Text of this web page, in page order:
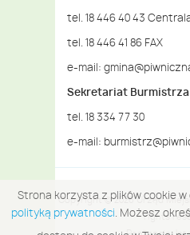
tel. 18 446 40 43
tel. 18 446 41 86 FAX
e-mail:
Sekretariat
tel. 18 334 77 30
e-mail:
Copyright © 2026 Urząd
rights
Strona korzysta z plików cookie w
polityką prywatności. Możesz